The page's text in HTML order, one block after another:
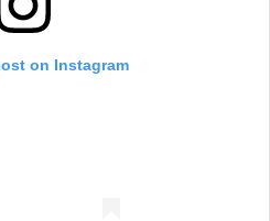
on Instagram